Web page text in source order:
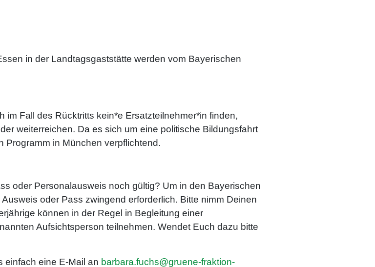
in der Landtagsgaststätte werden vom Bayerischen
im Fall des Rücktritts kein*e Ersatzteilnehmer*in finden,
weiterreichen. Da es sich um eine politische Bildungsfahrt
Programm in München verpflichtend.
oder Personalausweis noch gültig? Um in den Bayerischen
oder Pass zwingend erforderlich. Bitte nimm Deinen
können in der Regel in Begleitung einer
Aufsichtsperson teilnehmen. Wendet Euch dazu bitte
einfach eine E-Mail an barbara.fuchs@gruene-fraktion-